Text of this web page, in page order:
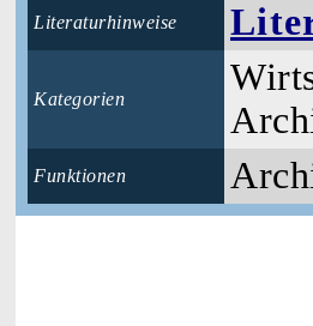
Literaturhinweise
Kategorien
Funktionen